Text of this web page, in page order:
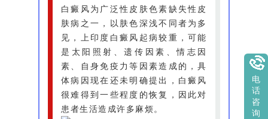
白癜风为广泛性皮肤色素缺失性皮
肤病之一，以肤色深浅不同者为多
见，上印度白癜风起病较重，可能
是太阳照射、遗传因素、情志因
素、自身免疫力等因素造成的，具
体病因现在还未明确提出，白癜风
很难得到一些程度的恢复，因此对
患者生活造成许多麻烦。
电
话
咨
询